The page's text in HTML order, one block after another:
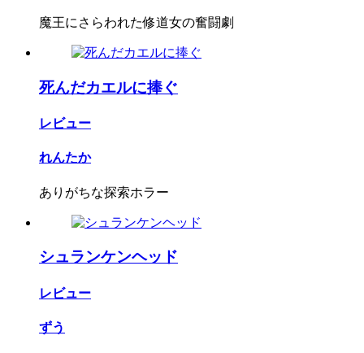
魔王にさらわれた修道女の奮闘劇
死んだカエルに捧ぐ
レビュー
れんたか
ありがちな探索ホラー
シュランケンヘッド
レビュー
ずう